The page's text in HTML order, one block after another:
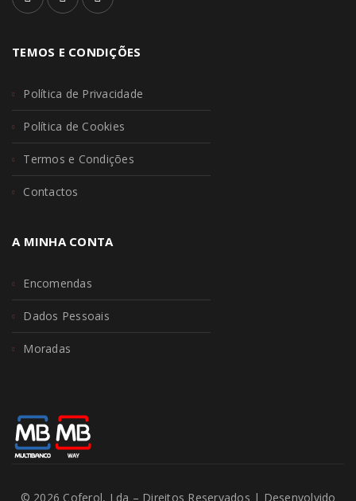
TEMOS E CONDIÇÕES
Política de Privacidade
Política de Cookies
Termos e Condições
Contactos
A MINHA CONTA
Encomendas
Dados Pessoais
Moradas
© 2026 Coferol, Lda – Direitos Reservados | Desenvolvido